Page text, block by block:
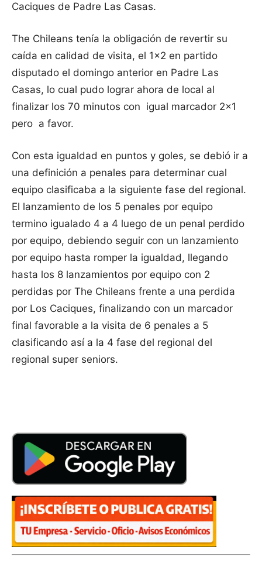
Caciques de Padre Las Casas.
The Chileans tenía la obligación de revertir su
caída en calidad de visita, el 1×2 en partido
disputado el domingo anterior en Padre Las
Casas, lo cual pudo lograr ahora de local al
finalizar los 70 minutos con igual marcador 2×1
pero a favor.
Con esta igualdad en puntos y goles, se debió ir a
una definición a penales para determinar cual
equipo clasificaba a la siguiente fase del regional.
El lanzamiento de los 5 penales por equipo
termino igualado 4 a 4 luego de un penal perdido
por equipo, debiendo seguir con un lanzamiento
por equipo hasta romper la igualdad, llegando
hasta los 8 lanzamientos por equipo con 2
perdidas por The Chileans frente a una perdida
por Los Caciques, finalizando con un marcador
final favorable a la visita de 6 penales a 5
clasificando así a la 4 fase del regional del
regional super seniors.